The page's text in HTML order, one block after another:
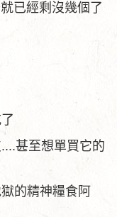
已經剩沒幾個了
甚至想單買它的
的精神糧食阿